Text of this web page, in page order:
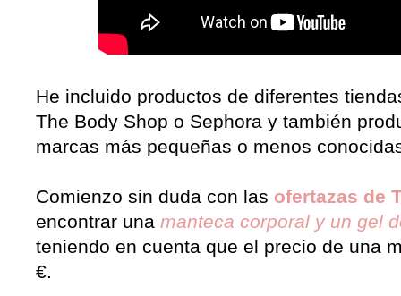
He incluido productos de diferentes
The Body Shop o Sephora y también
marcas más pequeñas o menos
Comienzo sin duda con las ofertazas de
encontrar una manteca corporal y un gel
teniendo en cuenta que el precio de una
€.